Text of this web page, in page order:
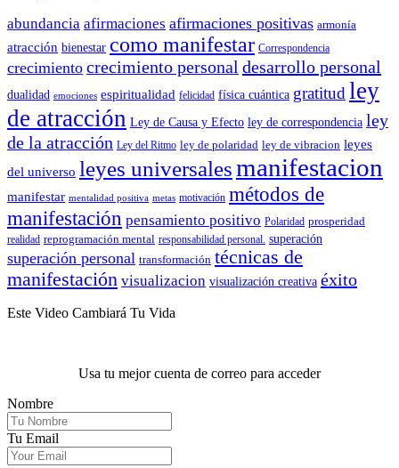
abundancia afirmaciones afirmaciones positivas armonía
atracción bienestar como manifestar Correspondencia
crecimiento crecimiento personal desarrollo personal
dualidad emociones espiritualidad felicidad física cuántica gratitud ley
de atracción Ley de Causa y Efecto ley de correspondencia ley
de la atracción Ley del Ritmo ley de polaridad ley de vibracion leyes
del universo leyes universalesmanifestacion
manifestar mentalidad positiva metas motivación métodos de
manifestación pensamiento positivo Polaridad prosperidad
realidad reprogramación mental responsabilidad personal. superación
superación personal transformación técnicas de
manifestación visualizacion visualización creativa éxito
Este Video Cambiará Tu Vida
Usa tu mejor cuenta de correo para acceder
Nombre
Tu Email